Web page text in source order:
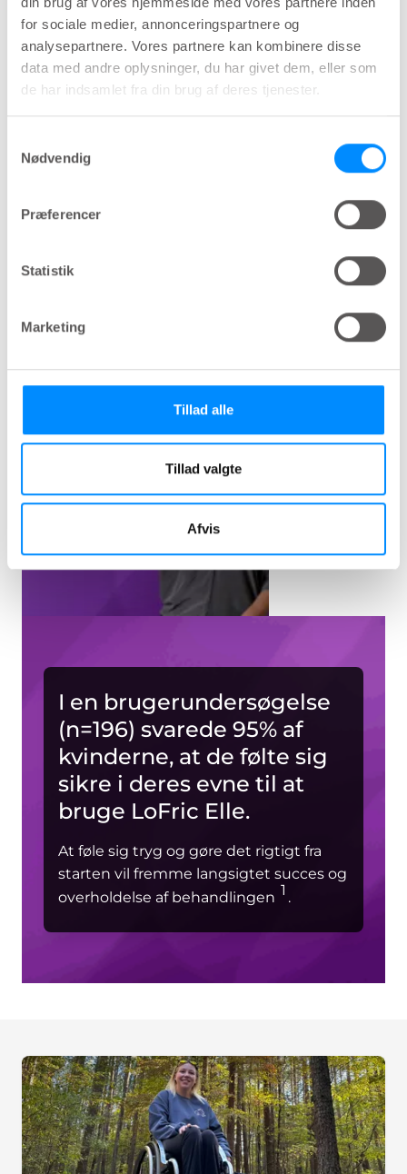
for sociale medier, annonceringspartnere og
analysepartnere. Vores partnere kan kombinere disse
data med andre oplysninger, du har givet dem, eller som
de har indsamlet fra din brug af deres tjenester.
Nødvendig
Præferencer
Statistik
Marketing
Tillad alle
Tillad valgte
Afvis
I en brugerundersøgelse
(n=196) svarede 90% af
kvinderne, at LoFric Elle
gjorde det nemt at lære
at kateterisere.
I en brugerundersøgelse
(n=196) svarede 95% af
kvinderne, at de følte sig
sikre i deres evne til at
bruge LoFric Elle.
At føle sig tryg og gøre det rigtigt fra
starten vil fremme langsigtet succes og
overholdelse af behandlingen 1 .